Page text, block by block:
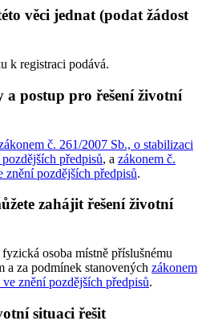
věci jednat (podat žádost
k registraci podává.
postup pro řešení životní
č. 261/2007 Sb., o stabilizaci
předpisů, a zákonem č.
znění pozdějších předpisů.
zahájit řešení životní
osoba místně příslušnému
a za podmínek stanovených zákonem
znění pozdějších předpisů.
situaci řešit